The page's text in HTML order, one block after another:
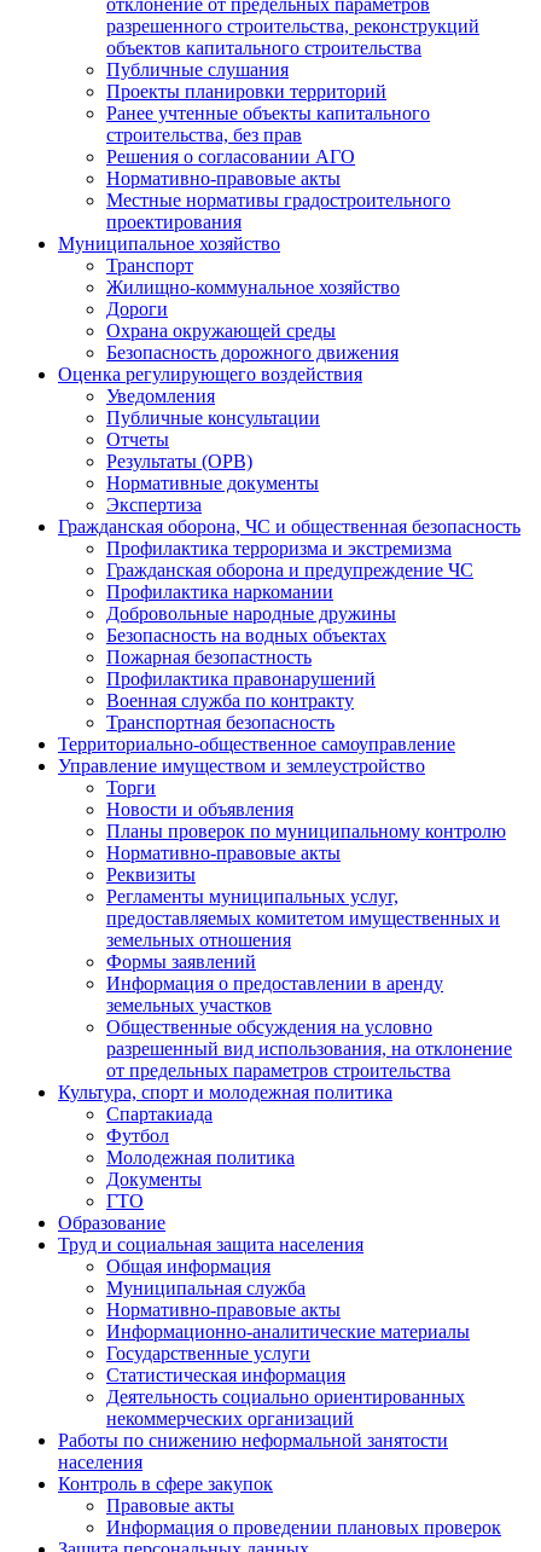
отклонение от предельных параметров
разрешенного строительства, реконструкций
объектов капитального строительства
Публичные слушания
Проекты планировки территорий
Ранее учтенные объекты капитального
строительства, без прав
Решения о согласовании АГО
Нормативно-правовые акты
Местные нормативы градостроительного
проектирования
Муниципальное хозяйство
Транспорт
Жилищно-коммунальное хозяйство
Дороги
Охрана окружающей среды
Безопасность дорожного движения
Оценка регулирующего воздействия
Уведомления
Публичные консультации
Отчеты
Результаты (ОРВ)
Нормативные документы
Экспертиза
Гражданская оборона, ЧС и общественная безопасность
Профилактика терроризма и экстремизма
Гражданская оборона и предупреждение ЧС
Профилактика наркомании
Добровольные народные дружины
Безопасность на водных объектах
Пожарная безопастность
Профилактика правонарушений
Военная служба по контракту
Транспортная безопасность
Территориально-общественное самоуправление
Управление имуществом и землеустройство
Торги
Новости и объявления
Планы проверок по муниципальному контролю
Нормативно-правовые акты
Реквизиты
Регламенты муниципальных услуг,
предоставляемых комитетом имущественных и
земельных отношения
Формы заявлений
Информация о предоставлении в аренду
земельных участков
Общественные обсуждения на условно
разрешенный вид использования, на отклонение
от предельных параметров строительства
Культура, спорт и молодежная политика
Спартакиада
Футбол
Молодежная политика
Документы
ГТО
Образование
Труд и социальная защита населения
Общая информация
Муниципальная служба
Нормативно-правовые акты
Информационно-аналитические материалы
Государственные услуги
Статистическая информация
Деятельность социально ориентированных
некоммерческих организаций
Работы по снижению неформальной занятости
населения
Контроль в сфере закупок
Правовые акты
Информация о проведении плановых проверок